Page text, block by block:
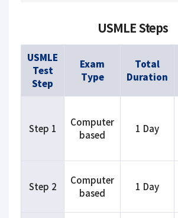
USMLE Steps
USMLE
Test
Step
Exam
Type
Total
Duration
Step 1
Computer
based
1 Day
Step 2
Computer
based
1 Day